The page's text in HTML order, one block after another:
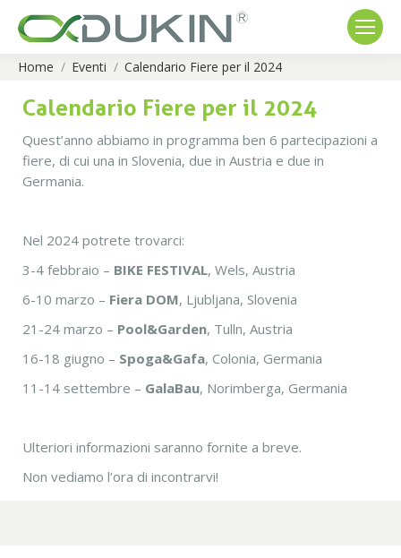
You are here:
Home Eventi Calendario Fiere per il 2024
Calendario Fiere per il 2024
Quest’anno abbiamo in programma ben 6 partecipazioni a
fiere, di cui una in Slovenia, due in Austria e due in
Germania.
Nel 2024 potrete trovarci:
3-4 febbraio – BIKE FESTIVAL, Wels, Austria
6-10 marzo – Fiera DOM, Ljubljana, Slovenia
21-24 marzo – Pool&Garden, Tulln, Austria
16-18 giugno – Spoga&Gafa, Colonia, Germania
11-14 settembre – GalaBau, Norimberga, Germania
Ulteriori informazioni saranno fornite a breve.
Non vediamo l’ora di incontrarvi!